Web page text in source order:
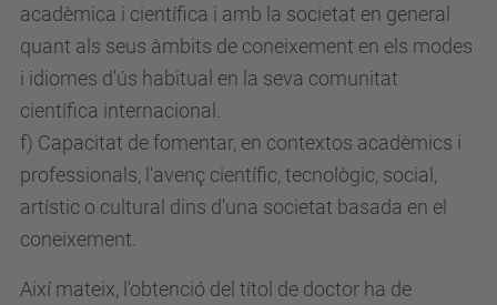
acadèmica i científica i amb la societat en general
quant als seus àmbits de coneixement en els modes
i idiomes d'ús habitual en la seva comunitat
científica internacional.
f) Capacitat de fomentar, en contextos acadèmics i
professionals, l'avenç científic, tecnològic, social,
artístic o cultural dins d'una societat basada en el
coneixement.
Així mateix, l'obtenció del títol de doctor ha de